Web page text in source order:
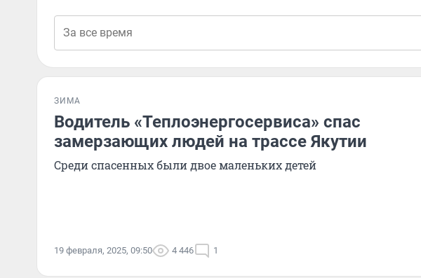
ЗИМА
Водитель «Теплоэнергосервиса» спас
замерзающих людей на трассе Якутии
Среди спасенных были двое маленьких детей
19 февраля, 2025, 09:50 4 446 1